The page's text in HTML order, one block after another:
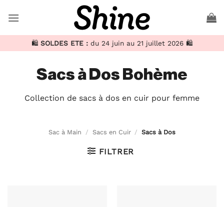
au
🛍️ SOLDES ETE : du 24 juin au 21 juillet 2026 🛍️
Sacs à Dos Bohème
Collection de sacs à dos en cuir pour femme
Sac à Main / Sacs en Cuir / Sacs à Dos
FILTRER